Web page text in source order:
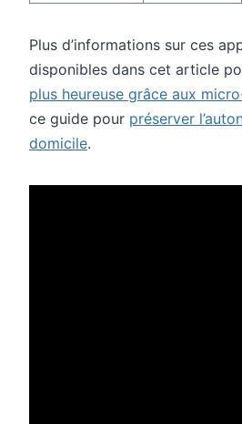
Plus d’informations sur ces
disponibles dans cet article
plus heureuse grâce aux
ce guide pour préserver
domicile.